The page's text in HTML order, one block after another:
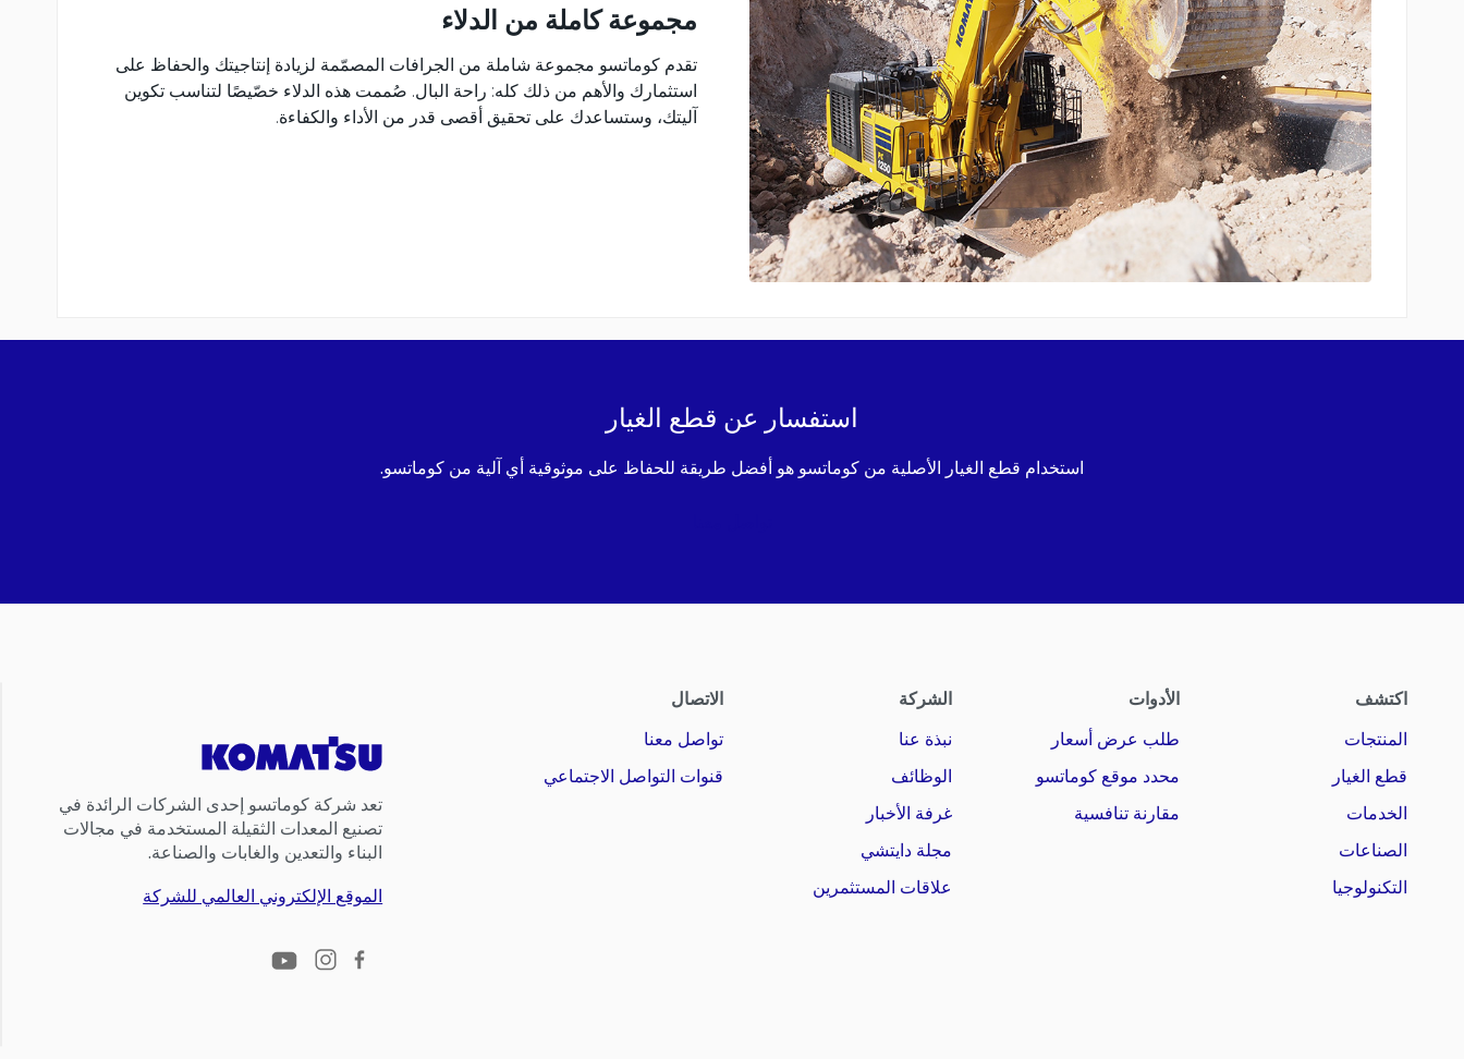
مجموعة كاملة من الدلاء
تقدم كوماتسو مجموعة شاملة من الجرافات المصمّمة لزيادة إنتاجيتك والحفاظ على
استثمارك والأهم من ذلك كله: راحة البال. صُممت هذه الدلاء خصّيصًا لتناسب تكوين
آليتك، وستساعدك على تحقيق أقصى قدر من الأداء والكفاءة.
استفسار عن قطع الغيار
استخدام قطع الغيار الأصلية من كوماتسو هو أفضل طريقة للحفاظ على موثوقية أي آلية من كوماتسو.
اكتشف
المنتجات
قطع الغيار
الخدمات
الصناعات
التكنولوجيا
الأدوات
طلب عرض أسعار
محدد موقع كوماتسو
مقارنة تنافسية
الشركة
نبذة عنا
الوظائف
غرفة الأخبار
مجلة دايتشي
علاقات المستثمرين
الاتصال
تواصل معنا
قنوات التواصل الاجتماعي
تعد شركة كوماتسو إحدى الشركات الرائدة في
تصنيع المعدات الثقيلة المستخدمة في مجالات
البناء والتعدين والغابات والصناعة.
الموقع الإلكتروني العالمي للشركة